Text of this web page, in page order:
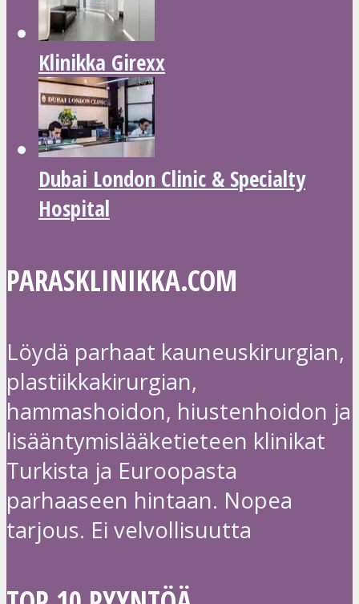
Klinikka Girexx
Dubai London Clinic & Specialty
Hospital
PARASKLINIKKA.COM
Löydä parhaat kauneuskirurgian,
plastiikkakirurgian,
hammashoidon, hiustenhoidon ja
lisääntymislääketieteen klinikat
Turkista ja Euroopasta
parhaaseen hintaan. Nopea
tarjous. Ei velvollisuutta